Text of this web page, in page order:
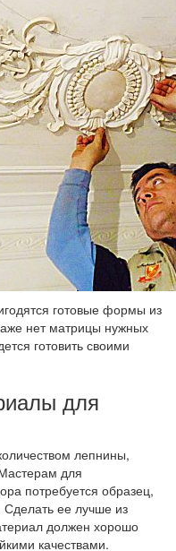
готовые формы из
нет матрицы нужных
готовить своими
для
лепнины,
для
потребуется образец,
Сделать ее лучше из
должен хорошо
качествами.